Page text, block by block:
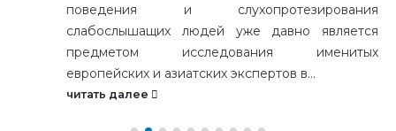
поведения и слухопротезирования
слабослышащих людей уже давно является
предметом исследования именитых
европейских и азиатских экспертов в...
читать далее